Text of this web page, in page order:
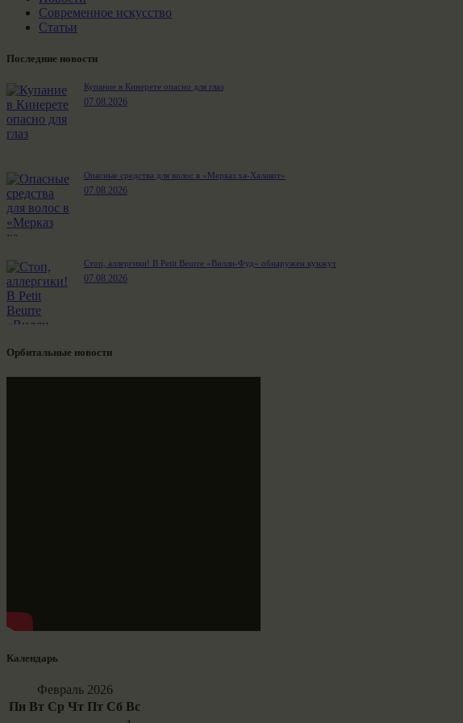
Современное искусство
Статьи
Последние новости
Купание в Кинерете опасно для глаз
07.08.2026
Опасные средства для волос в «Мерказ ха-Халакот»
07.08.2026
Стоп, аллергики! В Petit Beurre «Вилли-Фуд» обнаружен кунжут
07.08.2026
Орбитальные новости
Календарь
Февраль 2026
Пн Вт Ср Чт Пт Сб Вс